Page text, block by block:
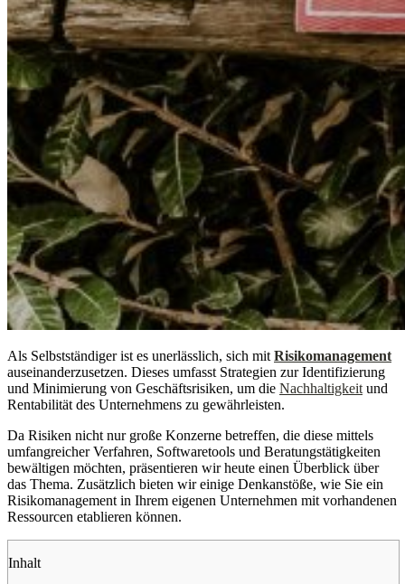
Als Selbstständiger ist es unerlässlich, sich mit Risikomanagement
auseinanderzusetzen. Dieses umfasst Strategien zur Identifizierung
und Minimierung von Geschäftsrisiken, um die Nachhaltigkeit und
Rentabilität des Unternehmens zu gewährleisten.
Da Risiken nicht nur große Konzerne betreffen, die diese mittels
umfangreicher Verfahren, Softwaretools und Beratungstätigkeiten
bewältigen möchten, präsentieren wir heute einen Überblick über
das Thema. Zusätzlich bieten wir einige Denkanstöße, wie Sie ein
Risikomanagement in Ihrem eigenen Unternehmen mit vorhandenen
Ressourcen etablieren können.
Inhalt